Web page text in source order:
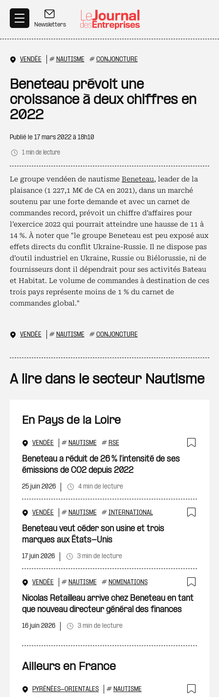
Newsletters
VENDÉE # NAUTISME # CONJONCTURE
Beneteau prévoit une
croissance à deux chiffres en
2022
Publié le 17 mars 2022 à 18h10
1 min de lecture
Le groupe vendéen de nautisme Beneteau, leader de la
plaisance (1 227,1 M€ de CA en 2021), dans un marché
soutenu par une forte demande et avec un carnet de
commandes record, prévoit un chiffre d’affaires pour
l’exercice 2022 qui pourrait atteindre une hausse de 11 à
14 %. À noter que "le groupe Beneteau est peu exposé aux
effets directs du conflit Ukraine-Russie. Il ne dispose pas
d’outil industriel en Ukraine, Russie ou Biélorussie, ni de
fournisseurs dont il dépendrait pour ses activités Bateau
et Habitat. Le volume de commandes à destination de ces
trois pays représente moins de 1 % du carnet de
commandes global."
VENDÉE # NAUTISME # CONJONCTURE
A lire dans le secteur Nautisme
En Pays de la Loire
VENDÉE # NAUTISME # RSE
Beneteau a réduit de 26 % l’intensité de ses
émissions de CO2 depuis 2022
25 juin 2026 4 min de lecture
VENDÉE # NAUTISME # INTERNATIONAL
Beneteau veut céder son usine et trois
marques aux États-Unis
17 juin 2026 3 min de lecture
VENDÉE # NAUTISME # NOMINATIONS
Nicolas Retailleau arrive chez Beneteau en tant
que nouveau directeur général des finances
16 juin 2026 3 min de lecture
Ailleurs en France
PYRÉNÉES-ORIENTALES # NAUTISME